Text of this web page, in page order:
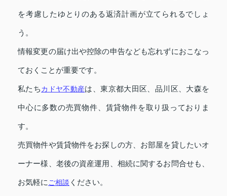
を考慮したゆとりのある返済計画が立てられるでしょ
う。
情報変更の届け出や控除の申告なども忘れずにおこなっ
ておくことが重要です。
私たちカドヤ不動産は、東京都大田区、品川区、大森を
中心に多数の売買物件、賃貸物件を取り扱っておりま
す。
売買物件や賃貸物件をお探しの方、お部屋を貸したいオ
ーナー様、老後の資産運用、相続に関するお問合せも、
お気軽に ご相談 ください。